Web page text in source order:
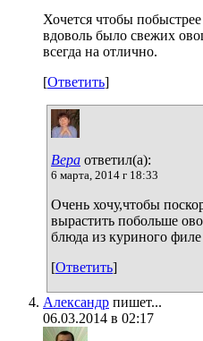
Хочется чтобы
вдоволь было свежих
всегда на отлично.
[Ответить]
Вера ответил(а):
6 марта, 2014 г 18:33
Очень хочу,чтобы
вырастить побольше
блюда из куриного филе
[Ответить]
Александр пишет...
06.03.2014 в 02:17